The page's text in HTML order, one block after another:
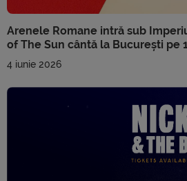
Arenele Romane intră sub
of The Sun cântă la București pe
4 iunie 2026